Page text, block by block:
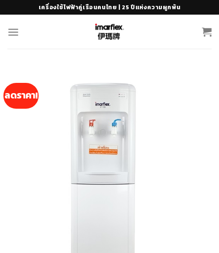
to
content
เครื่องใช้ไฟฟ้าคู่เรือนคนไทย | 25 ปีแห่งความผูกพัน
ลดราคา!